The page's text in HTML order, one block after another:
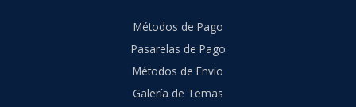
Métodos de Pago
Pasarelas de Pago
Métodos de Envío
Galería de Temas